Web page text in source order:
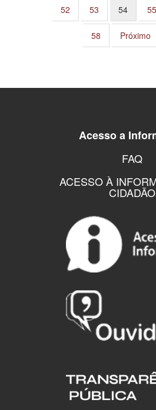
52 53 54 55
58 Próximo
Acesso a
FAQ
ACESSO À
CIDADÃO